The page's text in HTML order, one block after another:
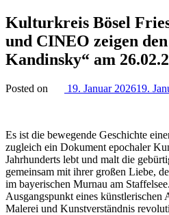
Kulturkreis Bösel
und CINEO zeigen
Kandinsky“ am
Posted on 19. Januar 202619.
Es ist die bewegende Geschichte
zugleich ein Dokument epochaler
Jahrhunderts lebt und malt die
gemeinsam mit ihrer großen Liebe,
im bayerischen Murnau am
Ausgangspunkt eines
Malerei und Kunstverständnis